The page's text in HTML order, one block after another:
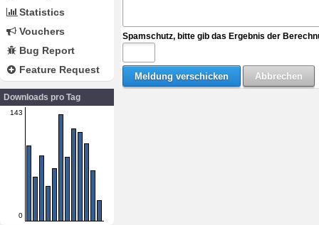
Statistics
Vouchers
Bug Report
Feature Request
Downloads pro Tag
143
0
Spamschutz, bitte gib das Ergebnis der